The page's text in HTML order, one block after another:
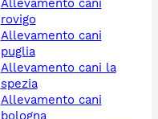
allevamento cani
rovigo
allevamento cani
puglia
allevamento cani la
spezia
allevamento cani
bologna